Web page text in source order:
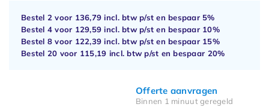
Bestel 2 voor 136,79 incl. btw p/st en bespaar 5%
Bestel 4 voor 129,59 incl. btw p/st en bespaar 10%
Bestel 8 voor 122,39 incl. btw p/st en bespaar 15%
Bestel 20 voor 115,19 incl. btw p/st en bespaar 20%
Offerte aanvragen
Binnen 1 minuut geregeld